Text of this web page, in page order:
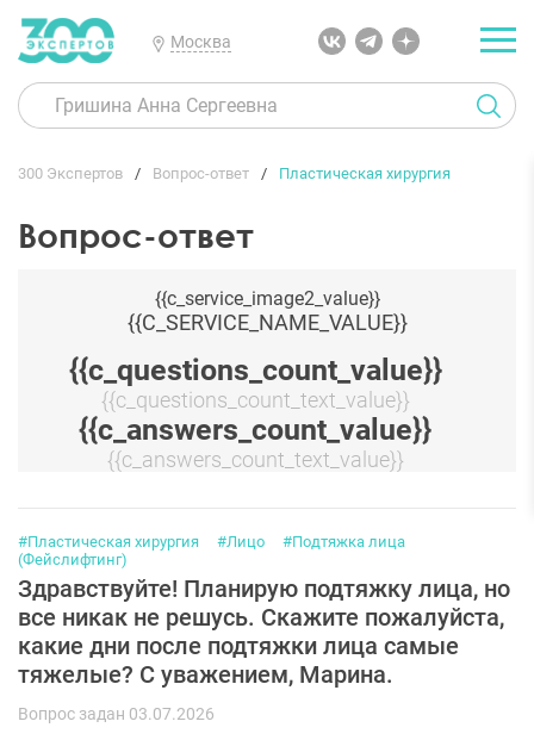
Москва
300 Экспертов Вопрос-ответ Пластическая хирургия
Вопрос-ответ
{{c_service_image2_value}}
{{C_SERVICE_NAME_VALUE}}
{{c_questions_count_value}}
{{c_questions_count_text_value}}
{{c_answers_count_value}}
{{c_answers_count_text_value}}
#Пластическая хирургия #Лицо
#Подтяжка лица
(Фейслифтинг)
Здравствуйте! Планирую подтяжку лица, но
все никак не решусь. Скажите пожалуйста,
какие дни после подтяжки лица самые
тяжелые? С уважением, Марина.
Вопрос задан 03.07.2026